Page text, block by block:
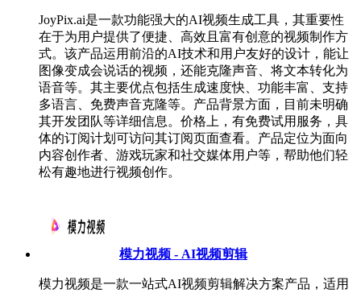
JoyPix.ai是一款功能强大的AI视频生成工具，其重要性
在于为用户提供了便捷、高效且富有创意的视频制作方
式。该产品运用前沿的AI技术和用户友好的设计，能让
图像变成会说话的视频，还能克隆声音、将文本转化为
语音等。其主要优点包括生成速度快、功能丰富、支持
多语言、免费声音克隆等。产品背景方面，目前未明确
其开发团队等详细信息。价格上，有免费试用服务，具
体的订阅计划可访问其订阅页面查看。产品定位为面向
内容创作者、游戏玩家和社交媒体用户等，帮助他们轻
松有趣地进行视频创作。
模力视频 - AI视频剪辑
模力视频是一款一站式AI视频剪辑解决方案产品，适用